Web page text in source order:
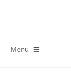
Menu